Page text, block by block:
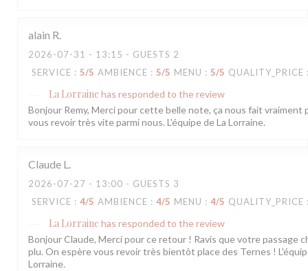
alain R
2026-07-31 - 13:15 - GUESTS 2
SERVICE : 5/5 AMBIENCE : 5/5 MENU : 5/5 QUALITY_PRICE
La Lorraine has responded to the review
Bonjour Remy, Merci pour cette belle note, ça nous fait vraiment
vous revoir très vite parmi nous. L'équipe de La Lorraine.
Claude L
2026-07-27 - 13:00 - GUESTS 3
SERVICE : 4/5 AMBIENCE : 4/5 MENU : 4/5 QUALITY_PRICE
La Lorraine has responded to the review
Bonjour Claude, Merci pour ce retour ! Ravis que votre passage
plu. On espère vous revoir très bientôt place des Ternes !
Lorraine.